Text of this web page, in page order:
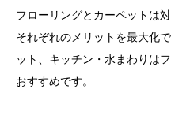
フローリングとカーペットは
それぞれのメリットを最大化
ット、キッチン・水まわりは
おすすめです。